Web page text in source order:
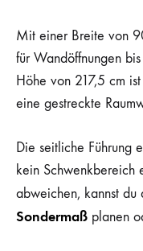
Mit einer Breite von
für Wandöffnungen
Höhe von 217,5 cm
eine gestreckte
Die seitliche Führung
kein
abweichen, kannst du
Sondermaß planen